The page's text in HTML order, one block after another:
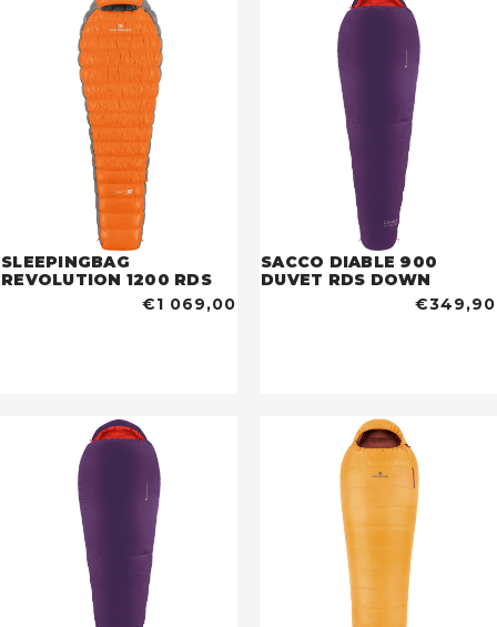
SLEEPINGBAG
REVOLUTION 1200 RDS
€1 069,00
SACCO DIABLE 900
DUVET RDS DOWN
€349,90